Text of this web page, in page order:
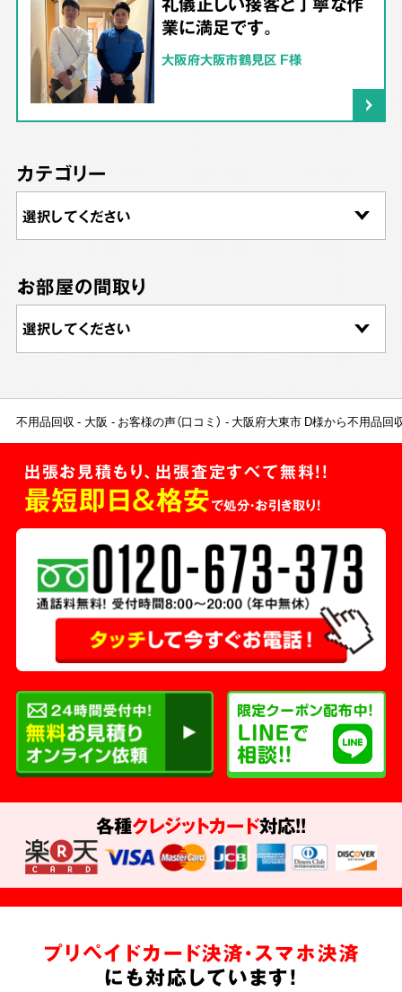
業に満足です。
大阪府大阪市鶴見区 F様
カテゴリー
お部屋の間取り
不用品回収 大阪 お客様の声（口コミ） 大阪府大東市 D様から不用品回
出張お見積もり、出張査定すべて無料!!
最短即日＆格安で処分・お引き取り！
各種クレジットカード対応!!
プリペイドカード決済・スマホ決済
にも対応しています!